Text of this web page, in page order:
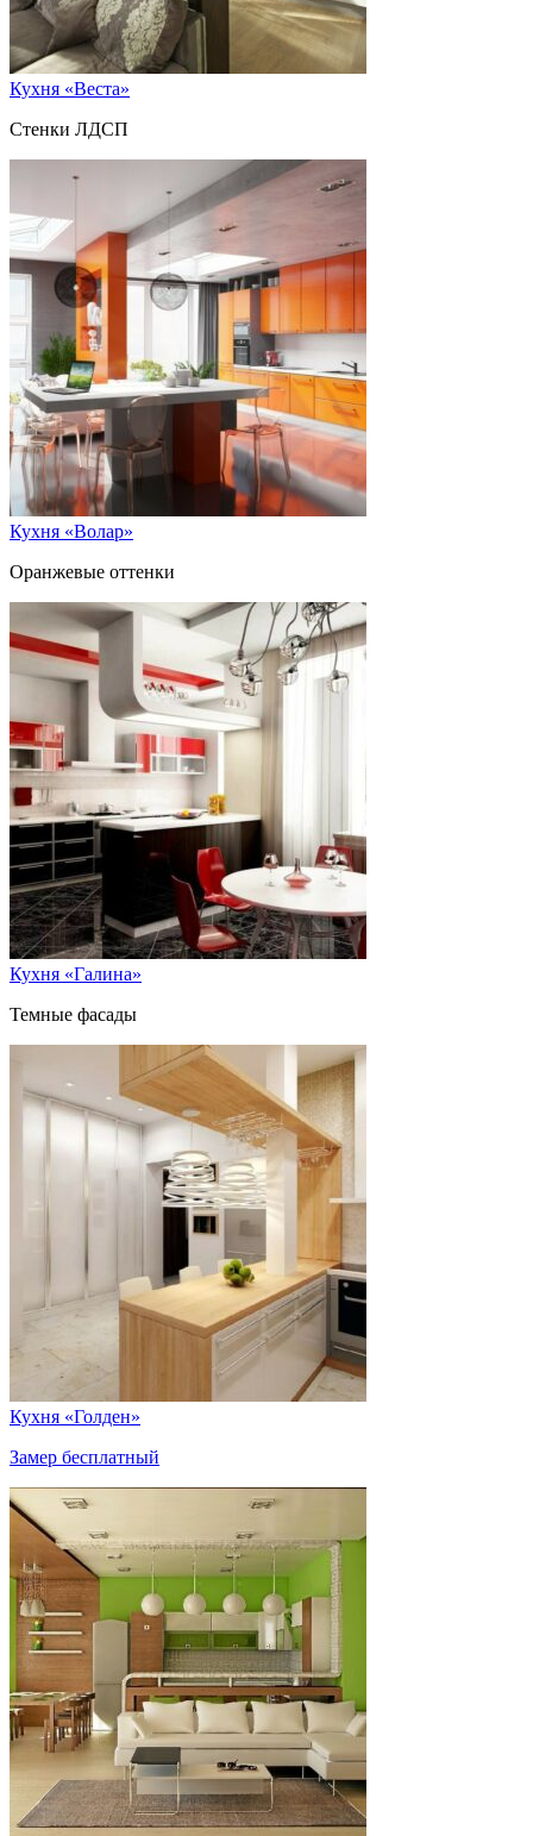
Кухня «Веста»
Стенки ЛДСП
Кухня «Волар»
Оранжевые оттенки
Кухня «Галина»
Темные фасады
Кухня «Голден»
Замер бесплатный